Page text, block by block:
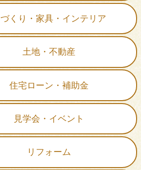
くり・家具・インテリア
土地・不動産
住宅ローン・補助金
見学会・イベント
リフォーム